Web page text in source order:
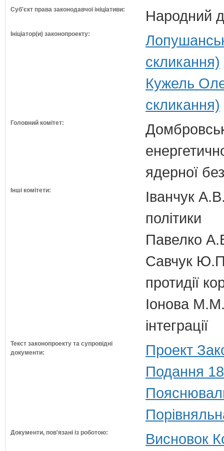
Суб'єкт права законодавчої ініціативи: Народний
Ініціатор(и) законопроекту:
скликання)
Кужель
скликання)
Головний комітет:
ядерної
Інші комітети:
Іванчук
політики
Павелко
Савчук Ю.П.
протидії
Іонова М.М.
інтеграції
Текст законопроекту та супровідні
документи:
Проект
Подання
Документи, пов'язані із роботою: Висновок